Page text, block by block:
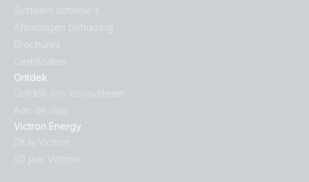
Ontdek
Ontdek ons ecosysteem
Aan de slag
Victron Energy
Dit is Victron
50 jaar Victron
Systeem schema's
Afmetingen behuizing
Brochures
Certificaten